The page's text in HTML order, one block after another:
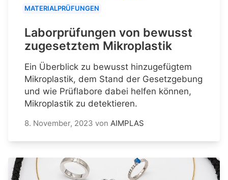
MATERIALPRÜFUNGEN
Laborprüfungen von bewusst
zugesetztem Mikroplastik
Ein Überblick zu bewusst hinzugefügtem
Mikroplastik, dem Stand der Gesetzgebung
und wie Prüflabore dabei helfen können,
Mikroplastik zu detektieren.
8. November, 2023 von AIMPLAS